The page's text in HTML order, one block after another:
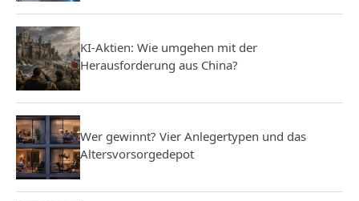
KI-Aktien: Wie umgehen mit der
Herausforderung aus China?
Wer gewinnt? Vier Anlegertypen und das
Altersvorsorgedepot